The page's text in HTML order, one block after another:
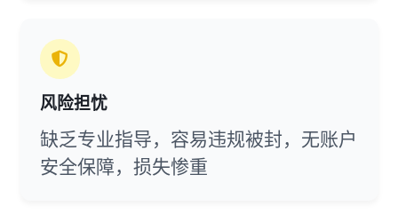
风险担忧
缺乏专业指导，容易违规被封，无账户
安全保障，损失惨重